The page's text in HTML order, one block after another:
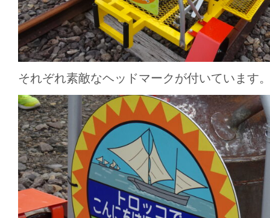
それぞれ素敵なヘッドマークが付いています